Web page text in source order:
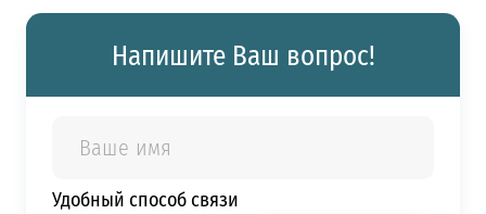
Напишите Ваш вопрос!
Удобный способ связи